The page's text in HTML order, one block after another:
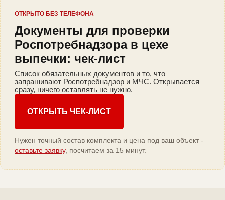
ОТКРЫТО БЕЗ ТЕЛЕФОНА
Документы для проверки
Роспотребнадзора в цехе
выпечки: чек-лист
Список обязательных документов и то, что
запрашивают Роспотребнадзор и МЧС. Открывается
сразу, ничего оставлять не нужно.
ОТКРЫТЬ ЧЕК-ЛИСТ
Нужен точный состав комплекта и цена под ваш объект -
оставьте заявку, посчитаем за 15 минут.